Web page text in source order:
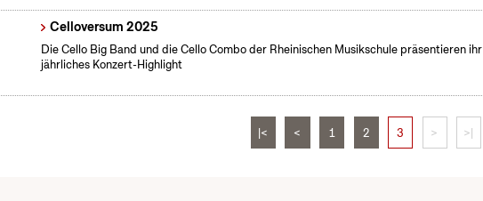
Celloversum 2025
Die Cello Big Band und die Cello Combo der Rheinischen Musikschule präsentieren ihr
jährliches Konzert-Highlight
|< < 1 2 3 > >|